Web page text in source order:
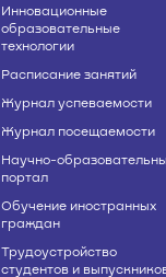
Инновационные
образовательные
технологии
Расписание занятий
Журнал успеваемости
Журнал посещаемости
Научно-
портал
Обучение иностранных
граждан
Трудоустройство
студентов и